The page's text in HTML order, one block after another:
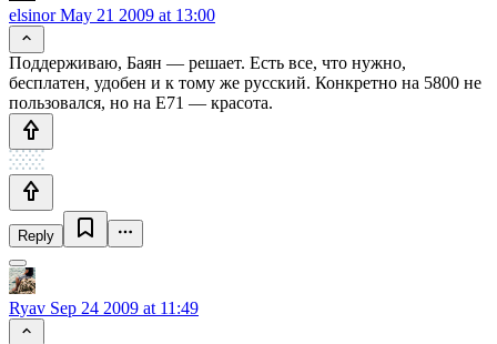
elsinorMay 21 2009 at 13:00
Поддерживаю, Баян — решает. Есть все, что нужно,
бесплатен, удобен и к тому же русский. Конкретно на 5800 не
пользовался, но на E71 — красота.
Reply
Ryav Sep 24 2009 at 11:49